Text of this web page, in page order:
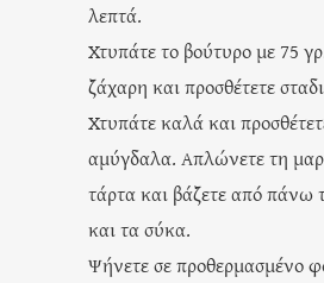
λεπτά.
Χτυπάτε το βούτυρο με 75
ζάχαρη και προσθέτετε
Χτυπάτε καλά και
αμύγδαλα. Απλώνετε τη
τάρτα και βάζετε από πάνω
και τα σύκα.
Ψήνετε σε προθερμασμένο